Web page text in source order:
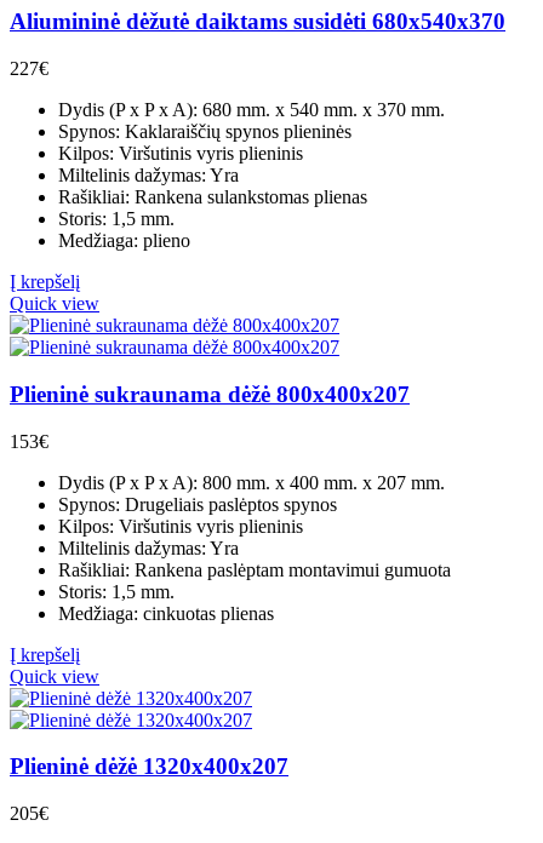
Aliumininė dėžutė daiktams susidėti 680x540x370
227€
Dydis (P x P x A): 680 mm. x 540 mm. x 370 mm.
Spynos: Kaklaraiščių spynos plieninės
Kilpos: Viršutinis vyris plieninis
Miltelinis dažymas: Yra
Rašikliai: Rankena sulankstomas plienas
Storis: 1,5 mm.
Medžiaga: plieno
Į krepšelį
Quick view
Plieninė sukraunama dėžė 800x400x207
153€
Dydis (P x P x A): 800 mm. x 400 mm. x 207 mm.
Spynos: Drugeliais paslėptos spynos
Kilpos: Viršutinis vyris plieninis
Miltelinis dažymas: Yra
Rašikliai: Rankena paslėptam montavimui gumuota
Storis: 1,5 mm.
Medžiaga: cinkuotas plienas
Į krepšelį
Quick view
Plieninė dėžė 1320x400x207
205€